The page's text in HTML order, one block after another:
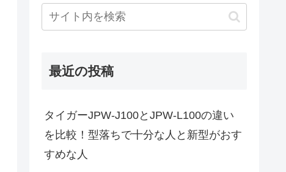
最近の投稿
タイガーJPW-J100とJPW-L100の違い
を比較！型落ちで十分な人と新型がおす
すめな人